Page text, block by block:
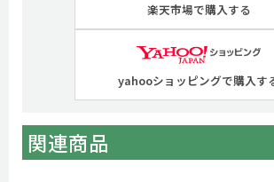
楽天市場で購入する
yahooショッピングで購入す
関連商品